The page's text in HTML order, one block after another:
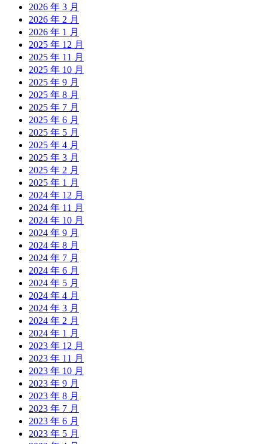
2026 年 3 月
2026 年 2 月
2026 年 1 月
2025 年 12 月
2025 年 11 月
2025 年 10 月
2025 年 9 月
2025 年 8 月
2025 年 7 月
2025 年 6 月
2025 年 5 月
2025 年 4 月
2025 年 3 月
2025 年 2 月
2025 年 1 月
2024 年 12 月
2024 年 11 月
2024 年 10 月
2024 年 9 月
2024 年 8 月
2024 年 7 月
2024 年 6 月
2024 年 5 月
2024 年 4 月
2024 年 3 月
2024 年 2 月
2024 年 1 月
2023 年 12 月
2023 年 11 月
2023 年 10 月
2023 年 9 月
2023 年 8 月
2023 年 7 月
2023 年 6 月
2023 年 5 月